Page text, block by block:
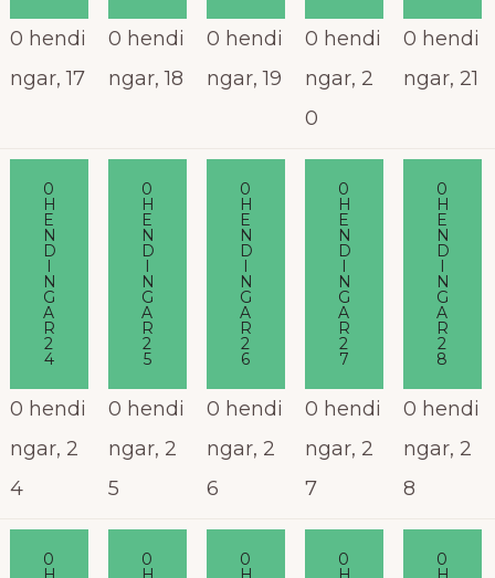
0 hendi
ngar,17
0 hendi
ngar,18
0 hendi
ngar,19
0 hendi
ngar, 2
0
0 hendi
ngar, 21
0
H
E
N
D
I
N
G
A
R
2
4
0 hendi
ngar, 2
4
0
H
E
N
D
I
N
G
A
R
2
5
0 hendi
ngar, 2
5
0
H
E
N
D
I
N
G
A
R
2
6
0 hendi
ngar, 2
6
0
H
E
N
D
I
N
G
A
R
2
7
0 hendi
ngar, 2
7
0
H
E
N
D
I
N
G
A
R
2
8
0 hendi
ngar, 2
8
0 0 0 0 0